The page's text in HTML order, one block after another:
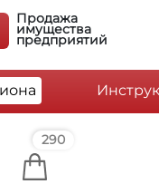
Продажа
имущества
предприятий
290